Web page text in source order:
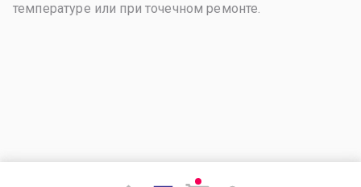
температуре или при точечном ремонте.